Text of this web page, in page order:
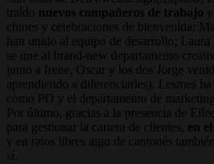
traído nuevos compañeros de trabajo
chines y celebraciones de bienvenida:
han unido al equipo de desarrollo;
se une al brand-new departamento
junto a Irene, Oscar y los dos Jorge
aprendiendo a diferenciarles). Lesmes
como PO y el departamento de
Por último, gracias a la presencia de
para gestionar la cartera de clientes, en
y en ratos libres algo de cantonés
sí.